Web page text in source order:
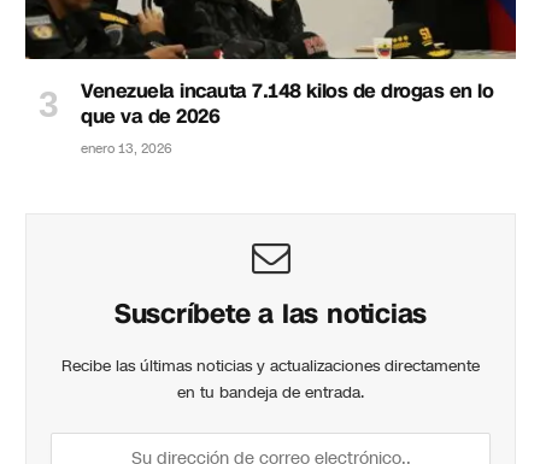
Venezuela incauta 7.148 kilos de drogas en lo
que va de 2026
enero 13, 2026
Suscríbete a las noticias
Recibe las últimas noticias y actualizaciones directamente
en tu bandeja de entrada.